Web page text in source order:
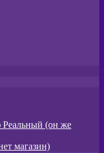
Реальный (он же
магазин)